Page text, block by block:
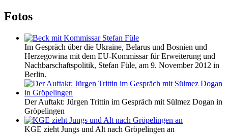
Fotos
Im Gespräch über die Ukraine, Belarus und Bosnien und
Herzegowina mit dem EU-Kommissar für Erweiterung und
Nachbarschaftspolitik, Stefan Füle, am 9. November 2012 in
Berlin.
Der Auftakt: Jürgen Trittin im Gespräch mit Sülmez Dogan in
Gröpelingen
KGE zieht Jungs und Alt nach Gröpelingen an